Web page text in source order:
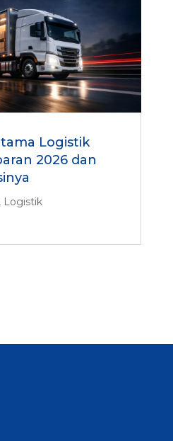
Logistik
2026 dan
Logistik